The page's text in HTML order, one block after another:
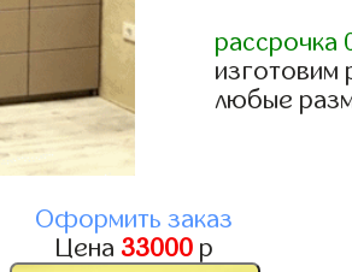
рассрочка
изготовим
любые
Оформить заказ
Цена 33000 р